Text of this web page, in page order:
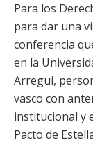
Para los
para dar una
conferencia
en la
Arregui,
vasco con
institucional y
Pacto de